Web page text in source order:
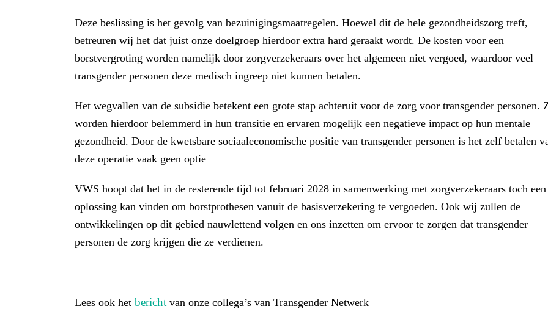
Deze beslissing is het gevolg van bezuinigingsmaatregelen. Hoewel dit de hele gezondheidszorg treft,
betreuren wij het dat juist onze doelgroep hierdoor extra hard geraakt wordt. De kosten voor een
borstvergroting worden namelijk door zorgverzekeraars over het algemeen niet vergoed, waardoor veel
transgender personen deze medisch ingreep niet kunnen betalen.
Het wegvallen van de subsidie betekent een grote stap achteruit voor de zorg voor transgender personen.
worden hierdoor belemmerd in hun transitie en ervaren mogelijk een negatieve impact op hun mentale
gezondheid. Door de kwetsbare sociaaleconomische positie van transgender personen is het zelf betalen
deze operatie vaak geen optie
VWS hoopt dat het in de resterende tijd tot februari 2028 in samenwerking met zorgverzekeraars toch een
oplossing kan vinden om borstprothesen vanuit de basisverzekering te vergoeden. Ook wij zullen de
ontwikkelingen op dit gebied nauwlettend volgen en ons inzetten om ervoor te zorgen dat transgender
personen de zorg krijgen die ze verdienen.
Lees ook het bericht van onze collega’s van Transgender Netwerk